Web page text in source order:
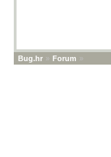
Bug.hr » Forum »